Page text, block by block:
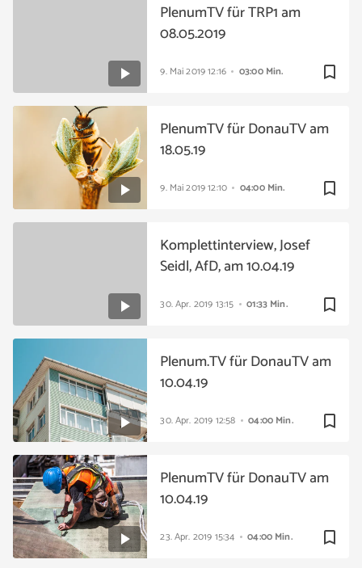
bookmark_border
9. Mai 201912:16 03:00 Min.
PlenumTV für TRP1 am
08.05.2019
bookmark_border
9. Mai 201912:10 04:00 Min.
PlenumTV für DonauTV am
18.05.19
bookmark_border
30. Apr. 2019 13:15 01:33 Min.
Komplettinterview, Josef
Seidl, AfD, am 10.04.19
bookmark_border
30. Apr. 2019 12:58 04:00 Min.
Plenum.TV für DonauTV am
10.04.19
bookmark_border
23. Apr. 2019 15:34 04:00 Min.
PlenumTV für DonauTV am
10.04.19